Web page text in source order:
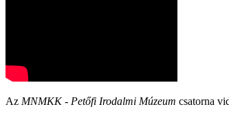
Az MNMKK - Petőfi Irodalmi Múzeum csatorna